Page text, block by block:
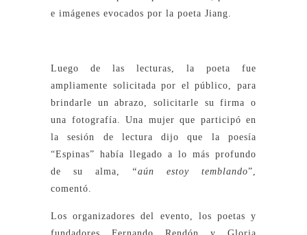
e imágenes evocados por la poeta Jiang.
Luego de las lecturas, la poeta fue
ampliamente solicitada por el público, para
brindarle un abrazo, solicitarle su firma o
una fotografía. Una mujer que participó en
la sesión de lectura dijo que la poesía
“Espinas” había llegado a lo más profundo
de su alma,
“aún estoy temblando”,
comentó.
Los organizadores del evento, los poetas y